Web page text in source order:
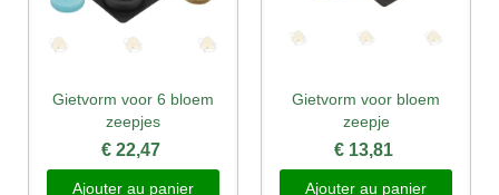
Gietvorm voor 6 bloem
zeepjes
€ 22,47
Ajouter au panier
Gietvorm voor bloem
zeepje
€ 13,81
Ajouter au panier